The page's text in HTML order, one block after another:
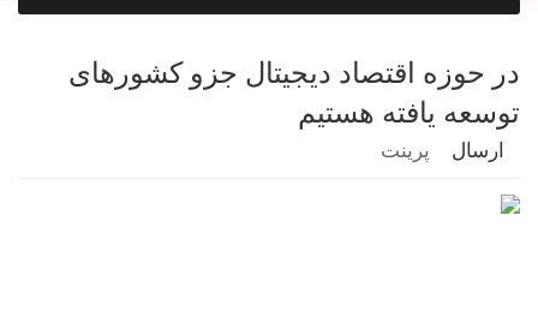
در حوزه اقتصاد دیجیتال جزو کشورهای
توسعه یافته هستیم
ارسال پرینت